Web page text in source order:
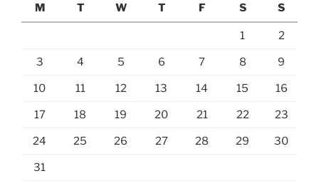
M
T W T F S S
1 2
3 4 5 6 7 8 9
10 11 12 13 14 15 16
17 18 19 20 21 22 23
24 25 26 27 28 29 30
31